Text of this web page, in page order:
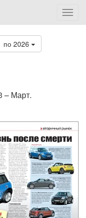
по 2026
– Март.